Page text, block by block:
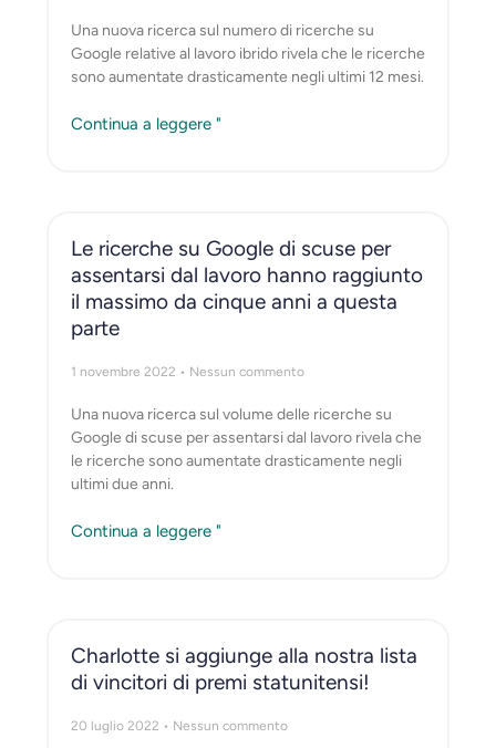
Una nuova ricerca sul numero di ricerche su
Google relative al lavoro ibrido rivela che le ricerche
sono aumentate drasticamente negli ultimi 12 mesi.
Continua a leggere "
Le ricerche su Google di scuse per
assentarsi dal lavoro hanno raggiunto
il massimo da cinque anni a questa
parte
1 novembre 2022 Nessun commento
Una nuova ricerca sul volume delle ricerche su
Google di scuse per assentarsi dal lavoro rivela che
le ricerche sono aumentate drasticamente negli
ultimi due anni.
Continua a leggere "
Charlotte si aggiunge alla nostra lista
di vincitori di premi statunitensi!
20 luglio 2022 Nessun commento